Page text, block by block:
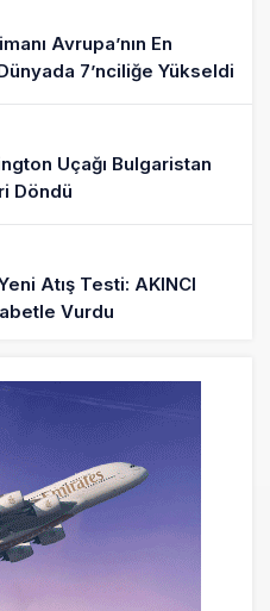
Avrupa’nın En
7’nciliğe Yükseldi
Uçağı Bulgaristan
Döndü
Atış Testi: AKINCI
Vurdu
Motor Projelerinde Yeni
Kuruldu